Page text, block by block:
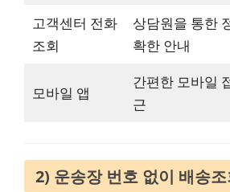
고객센터 전화
조회
상담원을 통한
확한 안내
모바일 앱
간편한 모바일
근
2) 운송장 번호 없이 배송